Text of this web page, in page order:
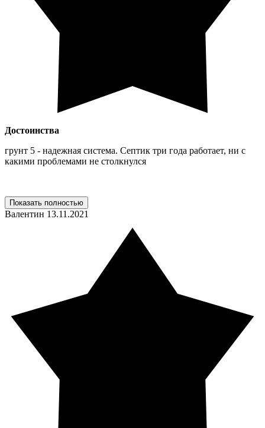
Достоинства
грунт 5 - надежная система. Септик три года работает, ни с
какими проблемами не столкнулся
Показать полностью
Валентин 13.11.2021